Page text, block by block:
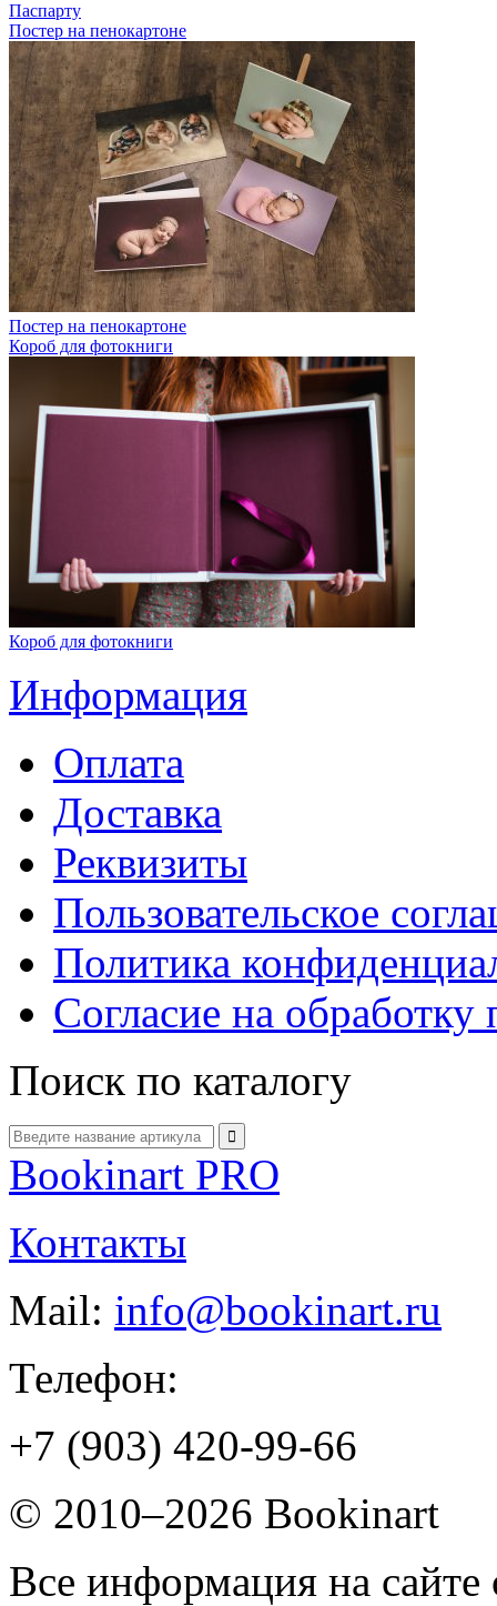
Паспарту
Постер на пенокартоне
Постер на пенокартоне
Короб для фотокниги
Короб для фотокниги
Информация
Оплата
Доставка
Реквизиты
Пользовательское
Политика
Согласие на
Поиск по каталогу
Bookinart PRO
Контакты
Mail: info@bookinart.ru
Телефон:
+7 (903) 420-99-66
© 2010–2026 Bookinart
Все информация на